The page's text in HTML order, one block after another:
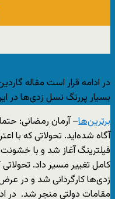
در ادامه قرار است مقاله
بسیار پررنگ نسل زدی‌ها در
برترین‌ها– آرمان رمضانی:
آگاه شده‌اید. تحولاتی که با
فیلترینگ آغاز شد و با
کامل تغییر مسیر داد.
زدی‌ها کارگردانی شد و در
مقامات دولتی منجر شد. در